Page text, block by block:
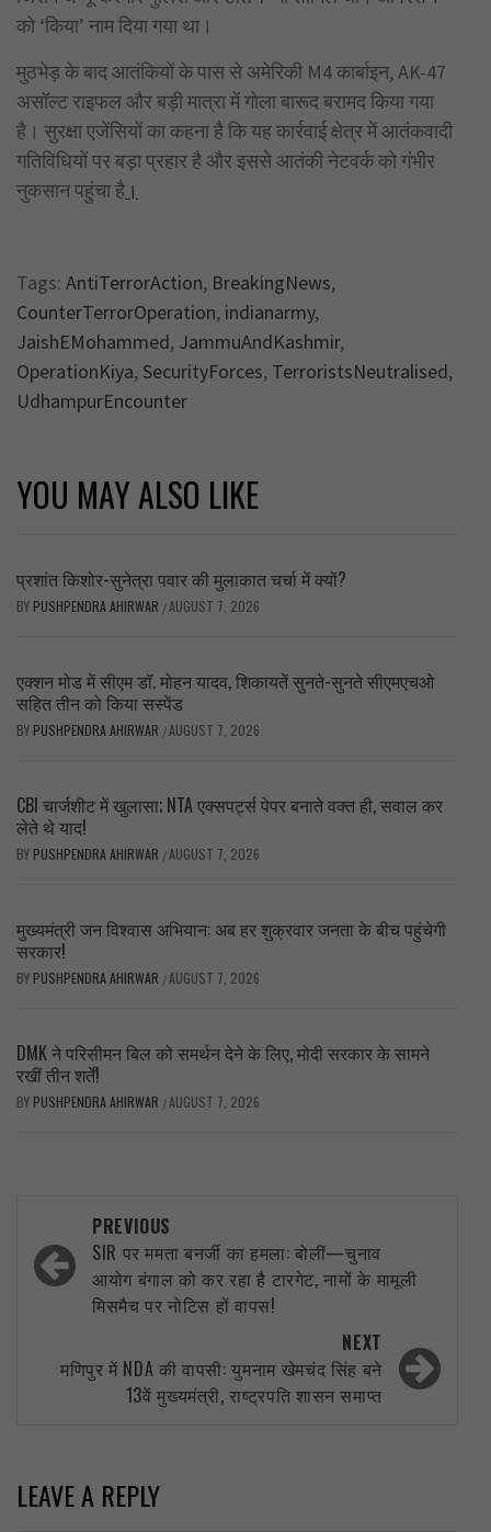
को ‘किया’ नाम दिया गया था।
मुठभेड़ के बाद आतंकियों के पास से अमेरिकी M4 कार्बाइन, AK-47
असॉल्ट राइफल और बड़ी मात्रा में गोला बारूद बरामद किया गया
है। सुरक्षा एजेंसियों का कहना है कि यह कार्रवाई क्षेत्र में आतंकवादी
गतिविधियों पर बड़ा प्रहार है और इससे आतंकी नेटवर्क को गंभीर
नुकसान पहुंचा है ।
Tags: AntiTerrorAction, BreakingNews,
CounterTerrorOperation, indianarmy,
JaishEMohammed, JammuAndKashmir,
OperationKiya, SecurityForces, TerroristsNeutralised,
UdhampurEncounter
YOU MAY ALSO LIKE
प्रशांत किशोर-सुनेत्रा पवार की मुलाकात चर्चा में क्यों?
BY PUSHPENDRA AHIRWAR /AUGUST 7, 2026
एक्शन मोड में सीएम डॉ. मोहन यादव, शिकायतें सुनते-सुनते सीएमएचओ
सहित तीन को किया सस्पेंड
BY PUSHPENDRA AHIRWAR /AUGUST 7, 2026
CBI चार्जशीट में खुलासा; NTA एक्सपर्ट्स पेपर बनाते वक्त ही, सवाल कर
लेते थे याद!
BY PUSHPENDRA AHIRWAR /AUGUST 7, 2026
मुख्यमंत्री जन विश्वास अभियान: अब हर शुक्रवार जनता के बीच पहुंचेगी
सरकार!
BY PUSHPENDRA AHIRWAR /AUGUST 7, 2026
DMK ने परिसीमन बिल को समर्थन देने के लिए, मोदी सरकार के सामने
रखीं तीन शर्तें!
BY PUSHPENDRA AHIRWAR /AUGUST 7, 2026
navigation
PREVIOUS
SIR पर ममता बनर्जी का हमला: बोलीं—चुनाव
आयोग बंगाल को कर रहा है टारगेट, नामों के मामूली
मिसमैच पर नोटिस हों वापस!
NEXT
मणिपुर में NDA की वापसी: युमनाम खेमचंद सिंह बने
13वें मुख्यमंत्री, राष्ट्रपति शासन समाप्त
LEAVE A REPLY